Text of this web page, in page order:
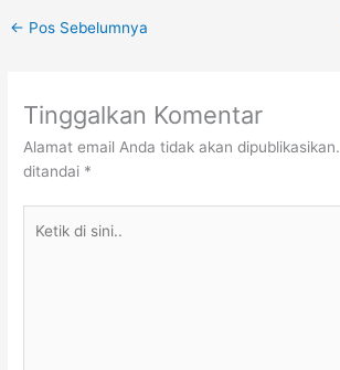
← Pos Sebelumnya
Tinggalkan Komentar
Alamat email Anda tidak akan dipublikasikan.
ditandai *